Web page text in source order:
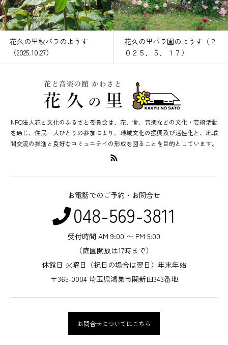
花久の里秋バラのようす
（2025.10.27）
花久の里バラ園のようす（２
０２５．５．１７）
NPO法人花と文化のふるさと委員会は、花、食、音楽などの文化・芸術活動
を通じ、住民一人ひとりの参加により、地域文化の振興及び活性化と、地域
間交流の推進と良好なコミュニテイの形成を図ることを目的としています。
お電話でのご予約・お問合せ
048-569-3811
受付時間 AM 9:00 〜 PM 5:00
（庭園開放は17時まで）
休館日 火曜日（祝日の場合は翌日）年末年始
〒365-0004 埼玉県鴻巣市関新田343番地
お問合せについてはこちら